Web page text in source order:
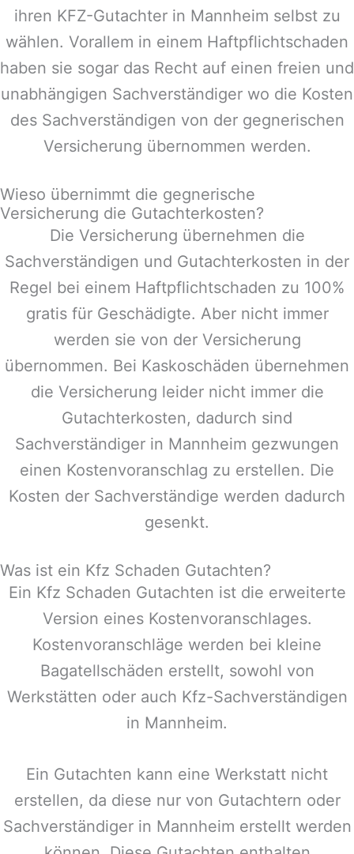
ihren KFZ-Gutachter in Mannheim selbst zu
wählen. Vorallem in einem Haftpflichtschaden
haben sie sogar das Recht auf einen freien und
unabhängigen Sachverständiger wo die Kosten
des Sachverständigen von der gegnerischen
Versicherung übernommen werden.
Wieso übernimmt die gegnerische
Versicherung die Gutachterkosten?
Die Versicherung übernehmen die
Sachverständigen und Gutachterkosten in der
Regel bei einem Haftpflichtschaden zu 100%
gratis für Geschädigte. Aber nicht immer
werden sie von der Versicherung
übernommen. Bei Kaskoschäden übernehmen
die Versicherung leider nicht immer die
Gutachterkosten, dadurch sind
Sachverständiger in Mannheim gezwungen
einen Kostenvoranschlag zu erstellen. Die
Kosten der Sachverständige werden dadurch
gesenkt.
Was ist ein Kfz Schaden Gutachten?
Ein Kfz Schaden Gutachten ist die erweiterte
Version eines Kostenvoranschlages.
Kostenvoranschläge werden bei kleine
Bagatellschäden erstellt, sowohl von
Werkstätten oder auch Kfz-Sachverständigen
in Mannheim.
Ein Gutachten kann eine Werkstatt nicht
erstellen, da diese nur von Gutachtern oder
Sachverständiger in Mannheim erstellt werden